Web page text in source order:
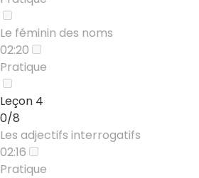
Le féminin des noms
02:20
Pratique
Leçon 4
0/8
Les adjectifs interrogatifs
02:16
Pratique